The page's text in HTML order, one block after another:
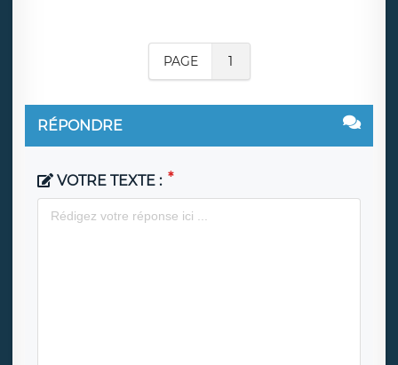
PAGE 1
RÉPONDRE
VOTRE TEXTE :